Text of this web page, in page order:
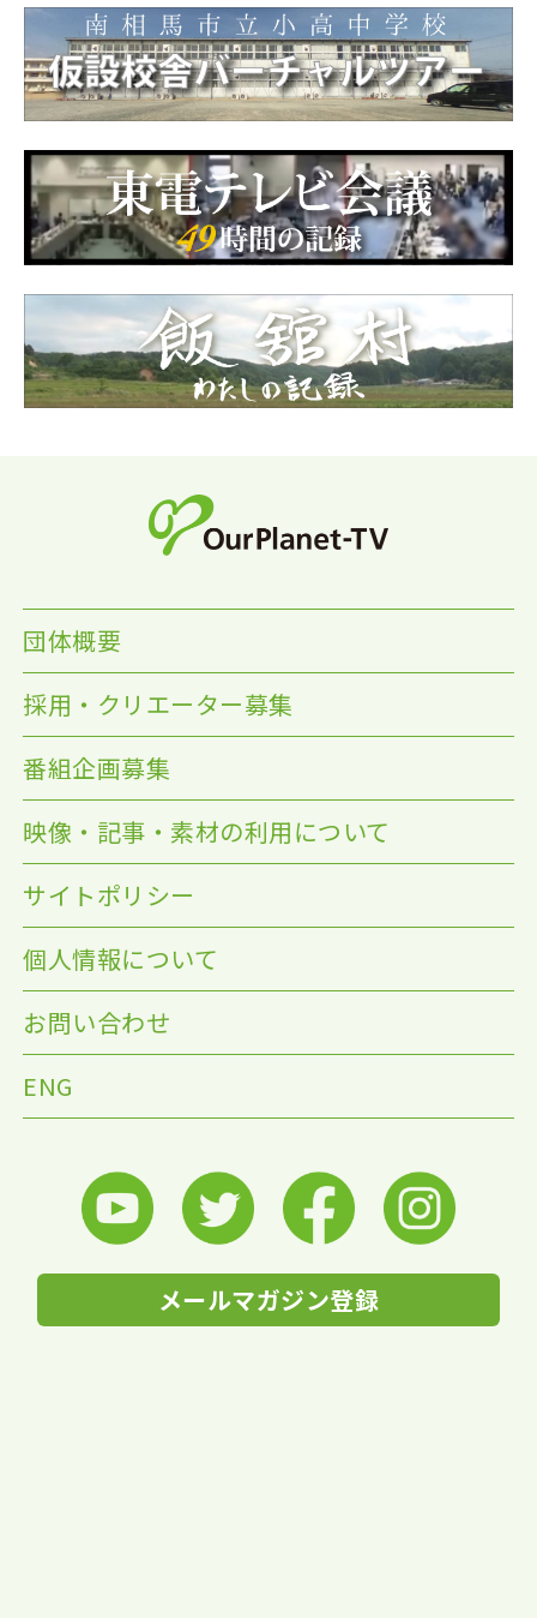
団体概要
採用・クリエーター募集
番組企画募集
映像・記事・素材の利用について
サイトポリシー
個人情報について
お問い合わせ
ENG
メールマガジン登録